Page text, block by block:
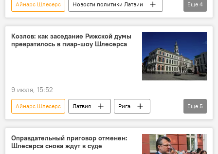
Айнарс Шлесерс
Новости политики Латвии
Рижский русский театр
Иварс Аболиньш
Инесе Либиня-Эгнере
русский язык
Еще 4
Козлов: как заседание Рижской думы
превратилось в пиар-шоу Шлесерса
9 июля, 15:52
Айнарс Шлесерс Латвия
Рига
Рижская дума
Виестурс Клейнбергс
"Латвия на первом месте"
Еще 5
Оправдательный приговор отменен:
Шлесерса снова ждут в суде